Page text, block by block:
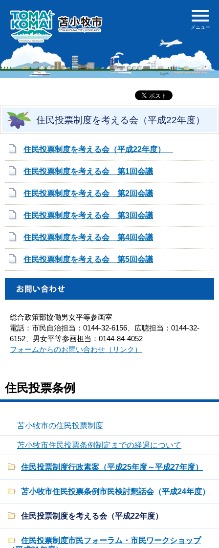
住民投票制度を考える会（平成22年度）
住民投票制度を考える会（平成22年度）
住民投票制度を考える会 第1回会議
住民投票制度を考える会 第2回会議
住民投票制度を考える会 第3回会議
住民投票制度を考える会 第4回会議
住民投票制度を考える会 第5回会議
総合政策部協働男女平等参画室
電話：市民自治担当：0144-32-6156、広聴担当：0144-32-
6152、男女平等参画担当：0144-84-4052
フォームからのお問い合わせ（リンク）
住民投票条例
苫小牧市の住民投票制度
苫小牧市住民投票条例制定までの経過について
住民投票制度行政素案（平成25年度～平成27年度）
苫小牧市住民投票条例市民検討懇話会（平成24年度）
住民投票制度を考える会（平成22年度）
住民投票制度市民フォーラム・市民ワークショップ